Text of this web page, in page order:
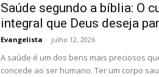
Saúde segundo a bíblia: O
integral que Deus deseja
Evangelista - julho 12, 2026
A saúde é um dos bens mais preciosos
concede ao ser humano. Ter um corpo